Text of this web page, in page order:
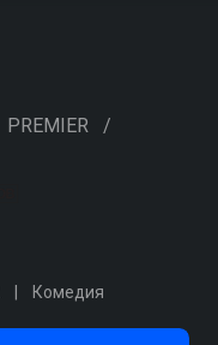
PREMIER /
Комедия